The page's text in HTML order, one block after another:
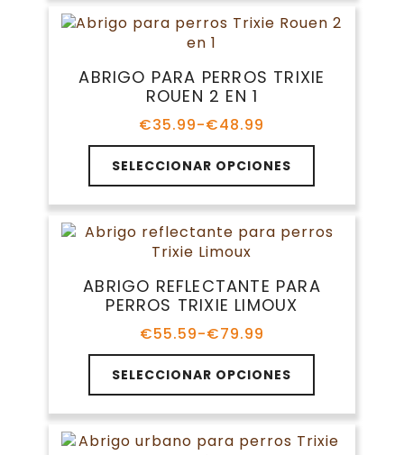
de
producto
hasta
€69.99
variantes.
se
pueden
en
página
de
producto
ABRIGO PARA PERROS TRIXIE
ROUEN 2 EN 1
€35.99-€48.99
Rango
de
precios:
desde
€35.99
hasta
€48.99
SELECCIONAR OPCIONES
Este
producto
tiene
múltiples
variantes.
se
pueden
en
página
de
producto
ABRIGO REFLECTANTE PARA
PERROS TRIXIE LIMOUX
€55.59-€79.99
Rango
de
precios:
desde
€55.59
hasta
€79.99
SELECCIONAR OPCIONES
Este
producto
tiene
múltiples
variantes.